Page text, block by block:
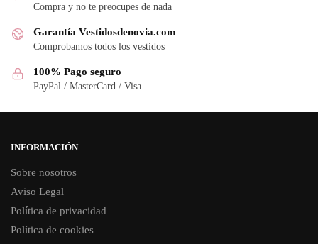
Compra y no te preocupes de nada
Garantía Vestidosdenovia.com
Comprobamos todos los vestidos
100% Pago seguro
PayPal / MasterCard / Visa
INFORMACIÓN
Sobre nosotros
Aviso Legal
Política de privacidad
Política de cookies